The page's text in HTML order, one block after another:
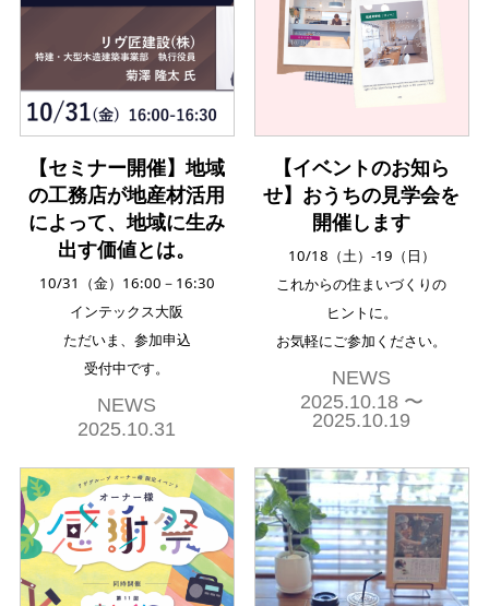
【セミナー開催】地域
の工務店が地産材活用
によって、地域に生み
出す価値とは。
10/31（金）16:00－16:30
インテックス大阪
ただいま、参加申込
受付中です。
NEWS
2025.10.31
【イベントのお知ら
せ】おうちの見学会を
開催します
10/18（土）-19（日）
これからの住まいづくりの
ヒントに。
お気軽にご参加ください。
NEWS
2025.10.18 〜
2025.10.19